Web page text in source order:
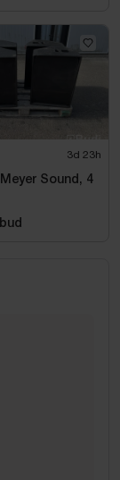
3d 23h
Sound, 4
bud